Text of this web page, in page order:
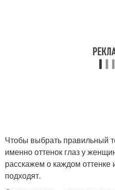
Чтобы выбрать правильный
именно оттенок глаз у
расскажем о каждом оттенке
подходят.